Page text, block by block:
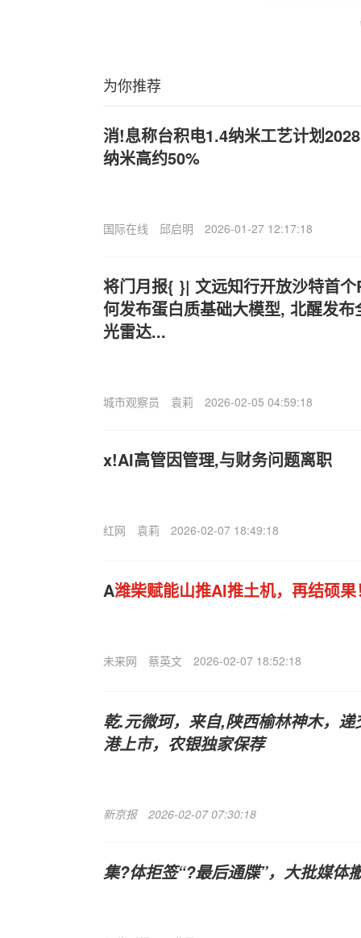
为你推荐
消!息称台积电1.4纳米工艺计划
纳米高约50%
国际在线 邱启明 2026-01-27 12:17:18
将门月报{ }| 文远知行开放沙特首
何发布蛋白质基础大模型, 北醒发
光雷达...
城市观察员 袁莉 2026-02-05 04:59:18
x!AI高管因管理,与财务问题离职
红网 袁莉 2026-02-07 18:49:18
A潍柴赋能山推AI推土机，再结硕果
未来网 蔡英文 2026-02-07 18:52:18
乾.元微珂，来自,陕西榆林神木，
港上市，农银独家保荐
新京报 2026-02-07 07:30:18
集?体拒签“?最后通牒”，大批媒体